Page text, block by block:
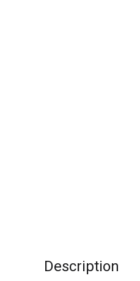
Description